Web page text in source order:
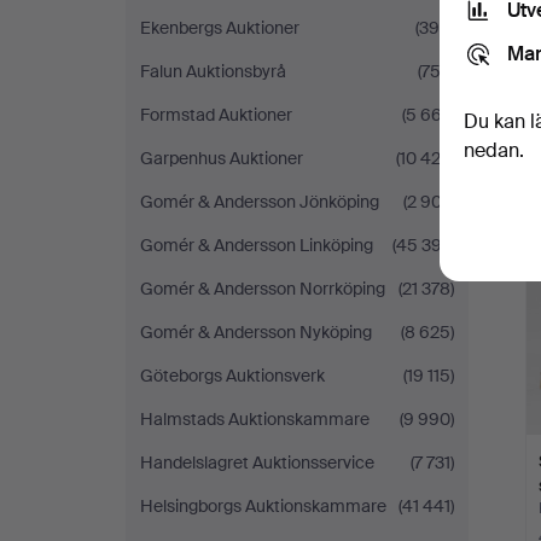
Ekenbergs Auktioner
(398)
Falun Auktionsbyrå
(752)
Formstad Auktioner
(5 667)
Garpenhus Auktioner
(10 423)
Gomér & Andersson Jönköping
(2 907)
Gomér & Andersson Linköping
(45 397)
Gomér & Andersson Norrköping
(21 378)
Gomér & Andersson Nyköping
(8 625)
Göteborgs Auktionsverk
(19 115)
Halmstads Auktionskammare
(9 990)
Handelslagret Auktionsservice
(7 731)
Helsingborgs Auktionskammare (41 441)
Du kan
nedan.